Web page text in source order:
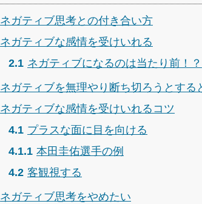
ネガティブ思考との付き合い方
ネガティブな感情を受けいれる
2.1 ネガティブになるのは当たり前！？
ネガティブを無理やり断ち切ろうとする
ネガティブな感情を受けいれるコツ
4.1 プラスな面に目を向ける
4.1.1 本田圭佑選手の例
4.2 客観視する
ネガティブ思考をやめたい